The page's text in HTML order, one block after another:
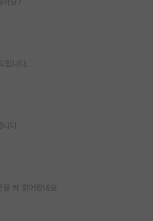
니다.
다
을 싹 읽어왔네요